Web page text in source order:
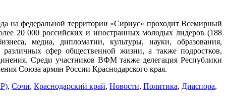
на федеральной территории «Сириус» проходит Всемирный
20 000 российских и иностранных молодых лидеров (188
медиа, дипломатии, культуры, науки, образования,
различных сфер общественной жизни, а также подростков,
Среди участников ВФМ также делегация Республики
Союза армян России Краснодарского края.
, Сочи, Краснодарский край, Новости, Политика, Диаспора,